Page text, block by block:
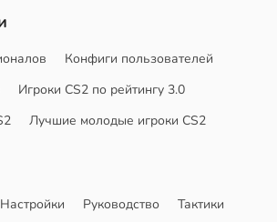
Конфиги пользователей
Игроки CS2 по рейтингу 3.0
Лучшие молодые игроки CS2
Настройки Руководство
Тактики